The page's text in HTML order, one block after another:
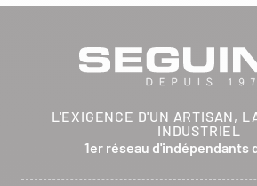
L'EXIGENCE D'UN ARTISAN,
INDUSTRIEL
1er réseau d'indépendants